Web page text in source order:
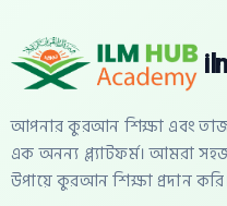
আপনার কুরআন শিক্ষা এবং
এক অনন্য প্ল্যাটফর্ম। আমরা
উপায়ে কুরআন শিক্ষা প্রদান করি।